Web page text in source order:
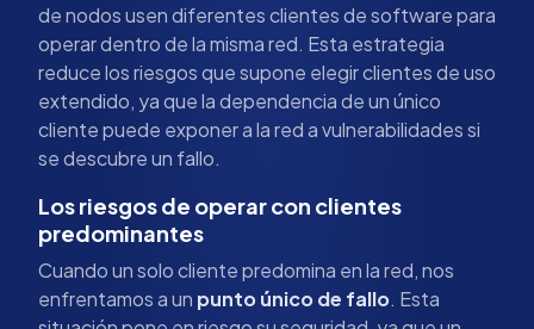
de nodos usen diferentes clientes de software para
operar dentro de la misma red. Esta estrategia
reduce los riesgos que supone elegir clientes de uso
extendido, ya que la dependencia de un único
cliente puede exponer a la red a vulnerabilidades si
se descubre un fallo.
Los riesgos de operar con clientes
predominantes
Cuando un solo cliente predomina en la red, nos
enfrentamos a un punto único de fallo. Esta